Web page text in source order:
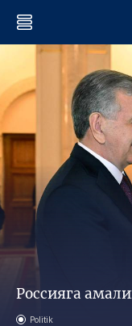
Россияга
Politik